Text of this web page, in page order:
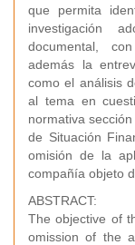
que permita
investigación
documental,
además la
como el análisis
al tema en
normativa
de Situación
omisión de la
compañía objeto
ABSTRACT:
The objective of
omission of the